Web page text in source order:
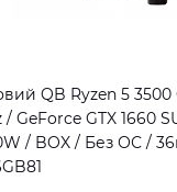
QB Ryzen 5 3500
/ GeForce GTX 1660
/ BOX / Без ОС /